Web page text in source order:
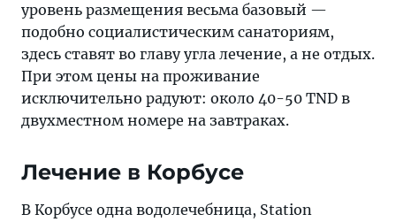
уровень размещения весьма базовый —
подобно социалистическим санаториям,
здесь ставят во главу угла лечение, а не отдых.
При этом цены на проживание
исключительно радуют: около 40-50 TND в
двухместном номере на завтраках.
Лечение в Корбусе
В Корбусе одна водолечебница, Station